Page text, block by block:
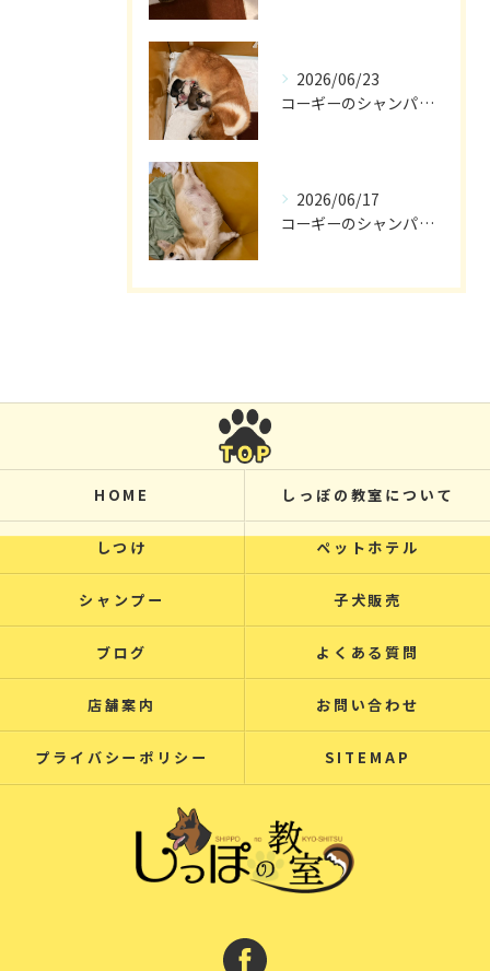
2026/06/23
コーギーのシャンパン🎵
2026/06/17
コーギーのシャンパン🥂
HOME しっぽの教室について
しつけ ペットホテル
シャンプー 子犬販売
ブログ よくある質問
店舗案内 お問い合わせ
プライバシーポリシー SITEMAP